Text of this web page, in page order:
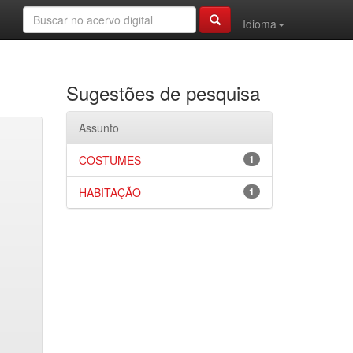
Idioma
Sugestões de pesquisa
Assunto
1
COSTUMES
1
HABITAÇÃO